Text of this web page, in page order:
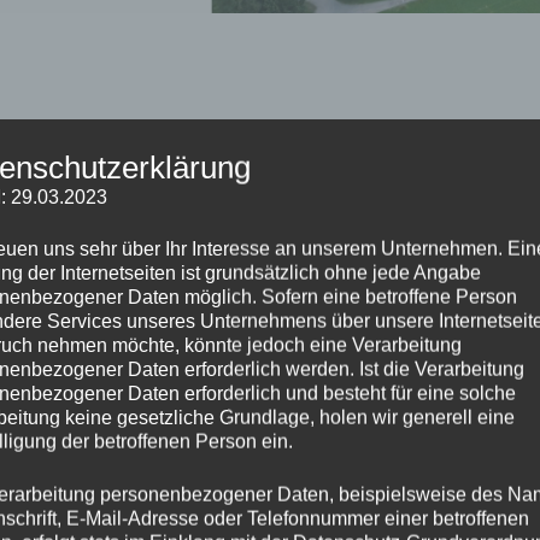
für
29.03.2023
uns sehr über Ihr Interesse an unserem Unternehmen.
der Internetseiten ist grundsätzlich ohne jede Angabe
Daten möglich. Sofern eine betroffene Person
Services unseres Unternehmens über unsere
nehmen möchte, könnte jedoch eine Verarbeitung
Daten erforderlich werden. Ist die Verarbeitung
Daten erforderlich und besteht für eine solche
keine gesetzliche Grundlage, holen wir generell eine
der betroffenen Person ein.
personenbezogener Daten, beispielsweise des
E-Mail-Adresse oder Telefonnummer einer betroffenen